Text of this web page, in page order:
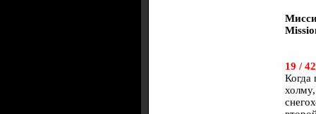
19 / 42
Когда